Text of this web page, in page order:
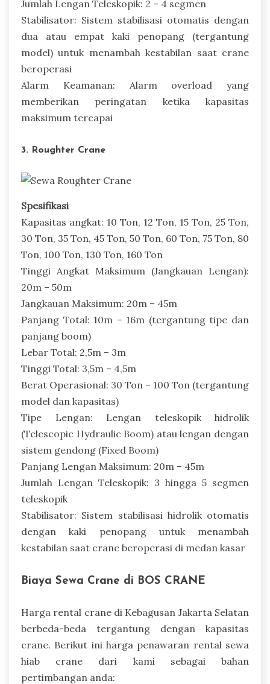
Jumlah Lengan Teleskopik: 2 – 4 segmen
Stabilisator: Sistem stabilisasi otomatis dengan
dua atau empat kaki penopang (tergantung
model) untuk menambah kestabilan saat crane
beroperasi
Alarm Keamanan: Alarm overload yang
memberikan peringatan ketika kapasitas
maksimum tercapai
3. Roughter Crane
Spesifikasi
Kapasitas angkat: 10 Ton, 12 Ton, 15 Ton, 25 Ton,
30 Ton, 35 Ton, 45 Ton, 50 Ton, 60 Ton, 75 Ton, 80
Ton, 100 Ton, 130 Ton, 160 Ton
Tinggi Angkat Maksimum (Jangkauan Lengan):
20m – 50m
Jangkauan Maksimum: 20m – 45m
Panjang Total: 10m – 16m (tergantung tipe dan
panjang boom)
Lebar Total: 2,5m – 3m
Tinggi Total: 3,5m – 4,5m
Berat Operasional: 30 Ton – 100 Ton (tergantung
model dan kapasitas)
Tipe Lengan: Lengan teleskopik hidrolik
(Telescopic Hydraulic Boom) atau lengan dengan
sistem gendong (Fixed Boom)
Panjang Lengan Maksimum: 20m – 45m
Jumlah Lengan Teleskopik: 3 hingga 5 segmen
teleskopik
Stabilisator: Sistem stabilisasi hidrolik otomatis
dengan kaki penopang untuk menambah
kestabilan saat crane beroperasi di medan kasar
Biaya Sewa Crane di BOS CRANE
Harga rental crane di Kebagusan Jakarta Selatan
berbeda-beda tergantung dengan kapasitas
crane. Berikut ini harga penawaran rental sewa
hiab crane dari kami sebagai bahan
pertimbangan anda: